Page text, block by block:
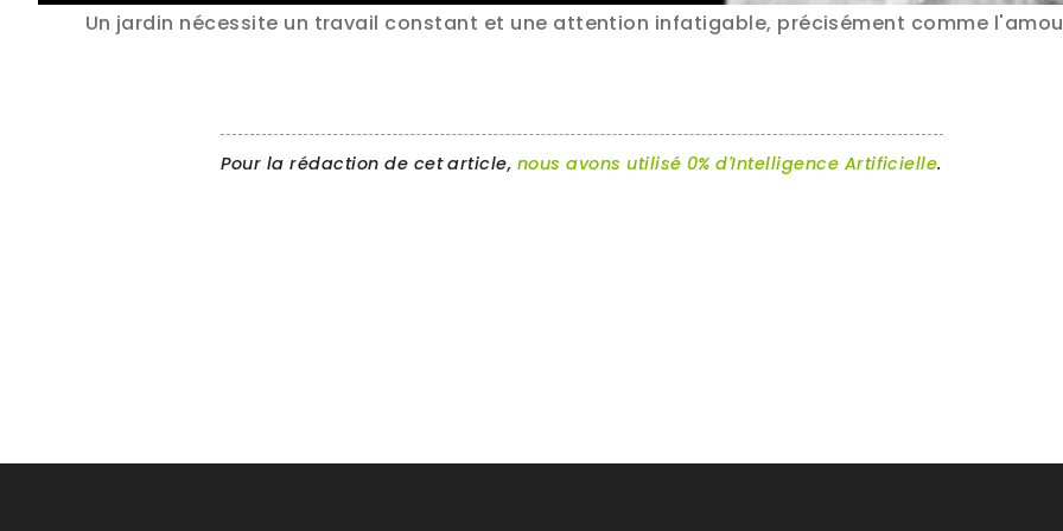
Un jardin nécessite un travail constant et une attention infatigable, précisément comme
Pour la rédaction de cet article, nous avons utilisé 0% d'Intelligence Artificielle.